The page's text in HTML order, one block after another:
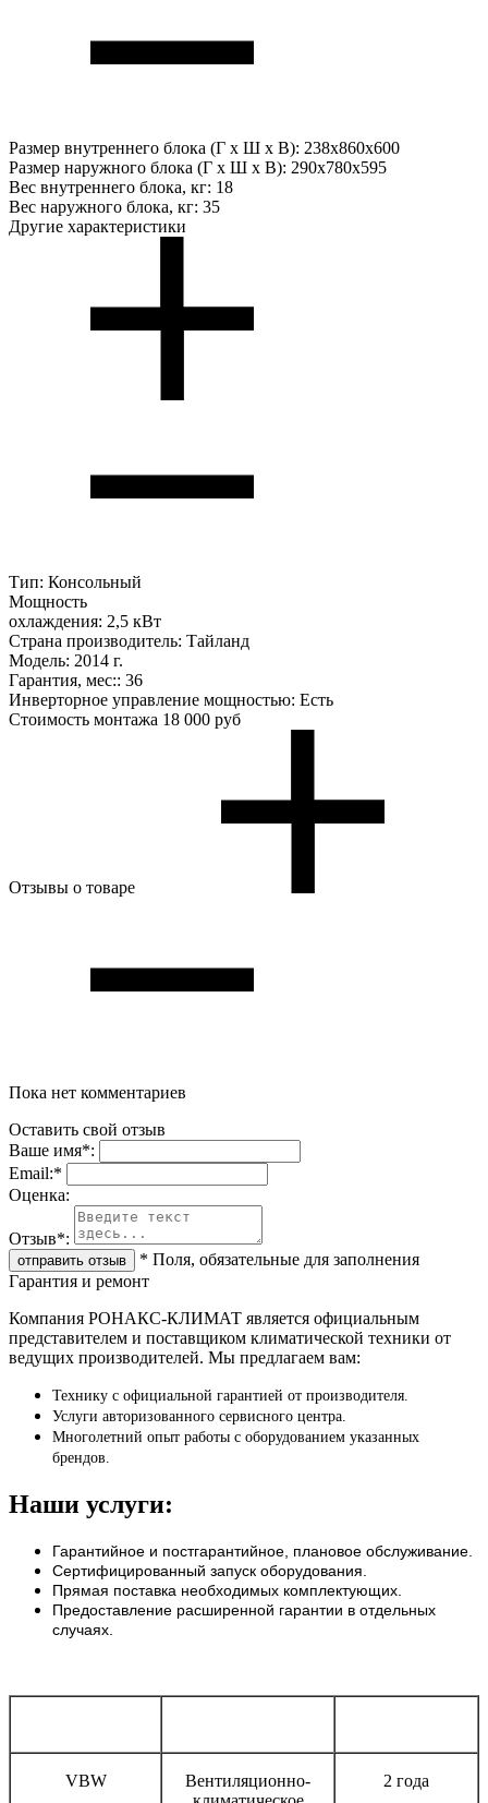
Размер внутреннего блока (Г х Ш х В): 238x860x600
Размер наружного блока (Г х Ш х В): 290x780x595
Вес внутреннего блока, кг: 18
Вес наружного блока, кг: 35
Другие характеристики
Тип: Консольный
Мощность
охлаждения: 2,5 кВт
Страна производитель: Тайланд
Модель: 2014 г.
Гарантия, мес:: 36
Инверторное управление мощностью: Есть
Стоимость монтажа 18 000 руб
Отзывы о товаре
Пока нет комментариев
Оставить свой отзыв
Ваше имя*:
Email:*
Oценка:
Отзыв*:
* Поля, обязательные для заполнения
Гарантия и ремонт
Компания РОНАКС-КЛИМАТ является официальным
представителем и поставщиком климатической техники от
ведущих производителей. Мы предлагаем вам:
Технику с официальной гарантией от производителя.
Услуги авторизованного сервисного центра.
Многолетний опыт работы с оборудованием указанных
брендов.
Наши услуги:
Гарантийное и постгарантийное, плановое обслуживание.
Сертифицированный запуск оборудования.
Прямая поставка необходимых комплектующих.
Предоставление расширенной гарантии в отдельных
случаях.
VBW
Вентиляционно-
2 года